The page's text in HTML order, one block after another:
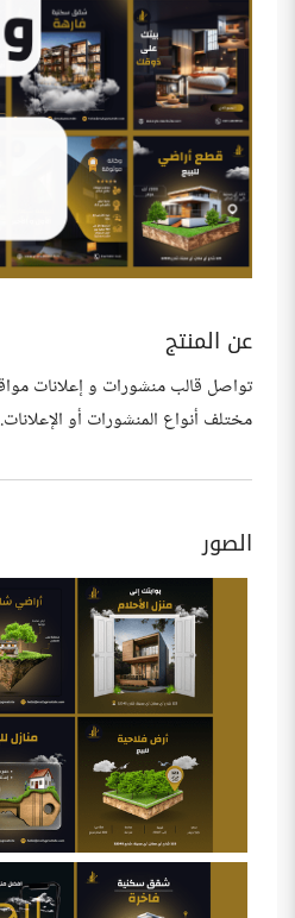
عن المنتج
مختلف أنواع المنشورات أو الإعلانات.
الصور